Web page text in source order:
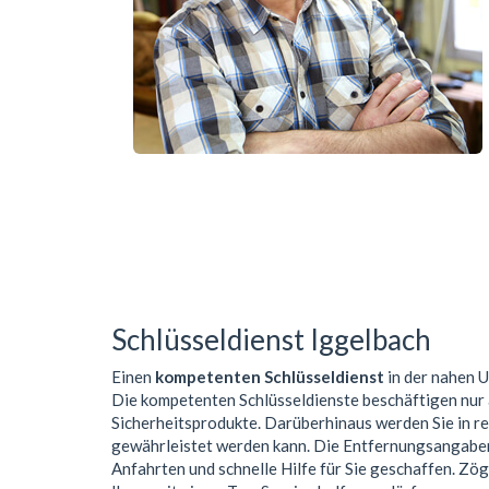
Schlüsseldienst Iggelbach
Einen kompetenten Schlüsseldienst in der nahen
Die kompetenten Schlüsseldienste beschäftigen
Sicherheitsprodukte. Darüberhinaus werden Sie in
gewährleistet werden kann. Die
Anfahrten und schnelle Hilfe für Sie geschaffen.